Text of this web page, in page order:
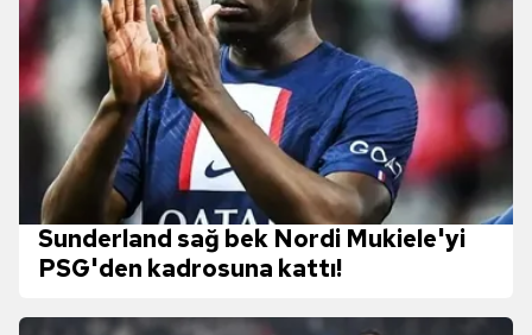
Sunderland sağ bek Nordi Mukiele'yi
PSG'den kadrosuna kattı!